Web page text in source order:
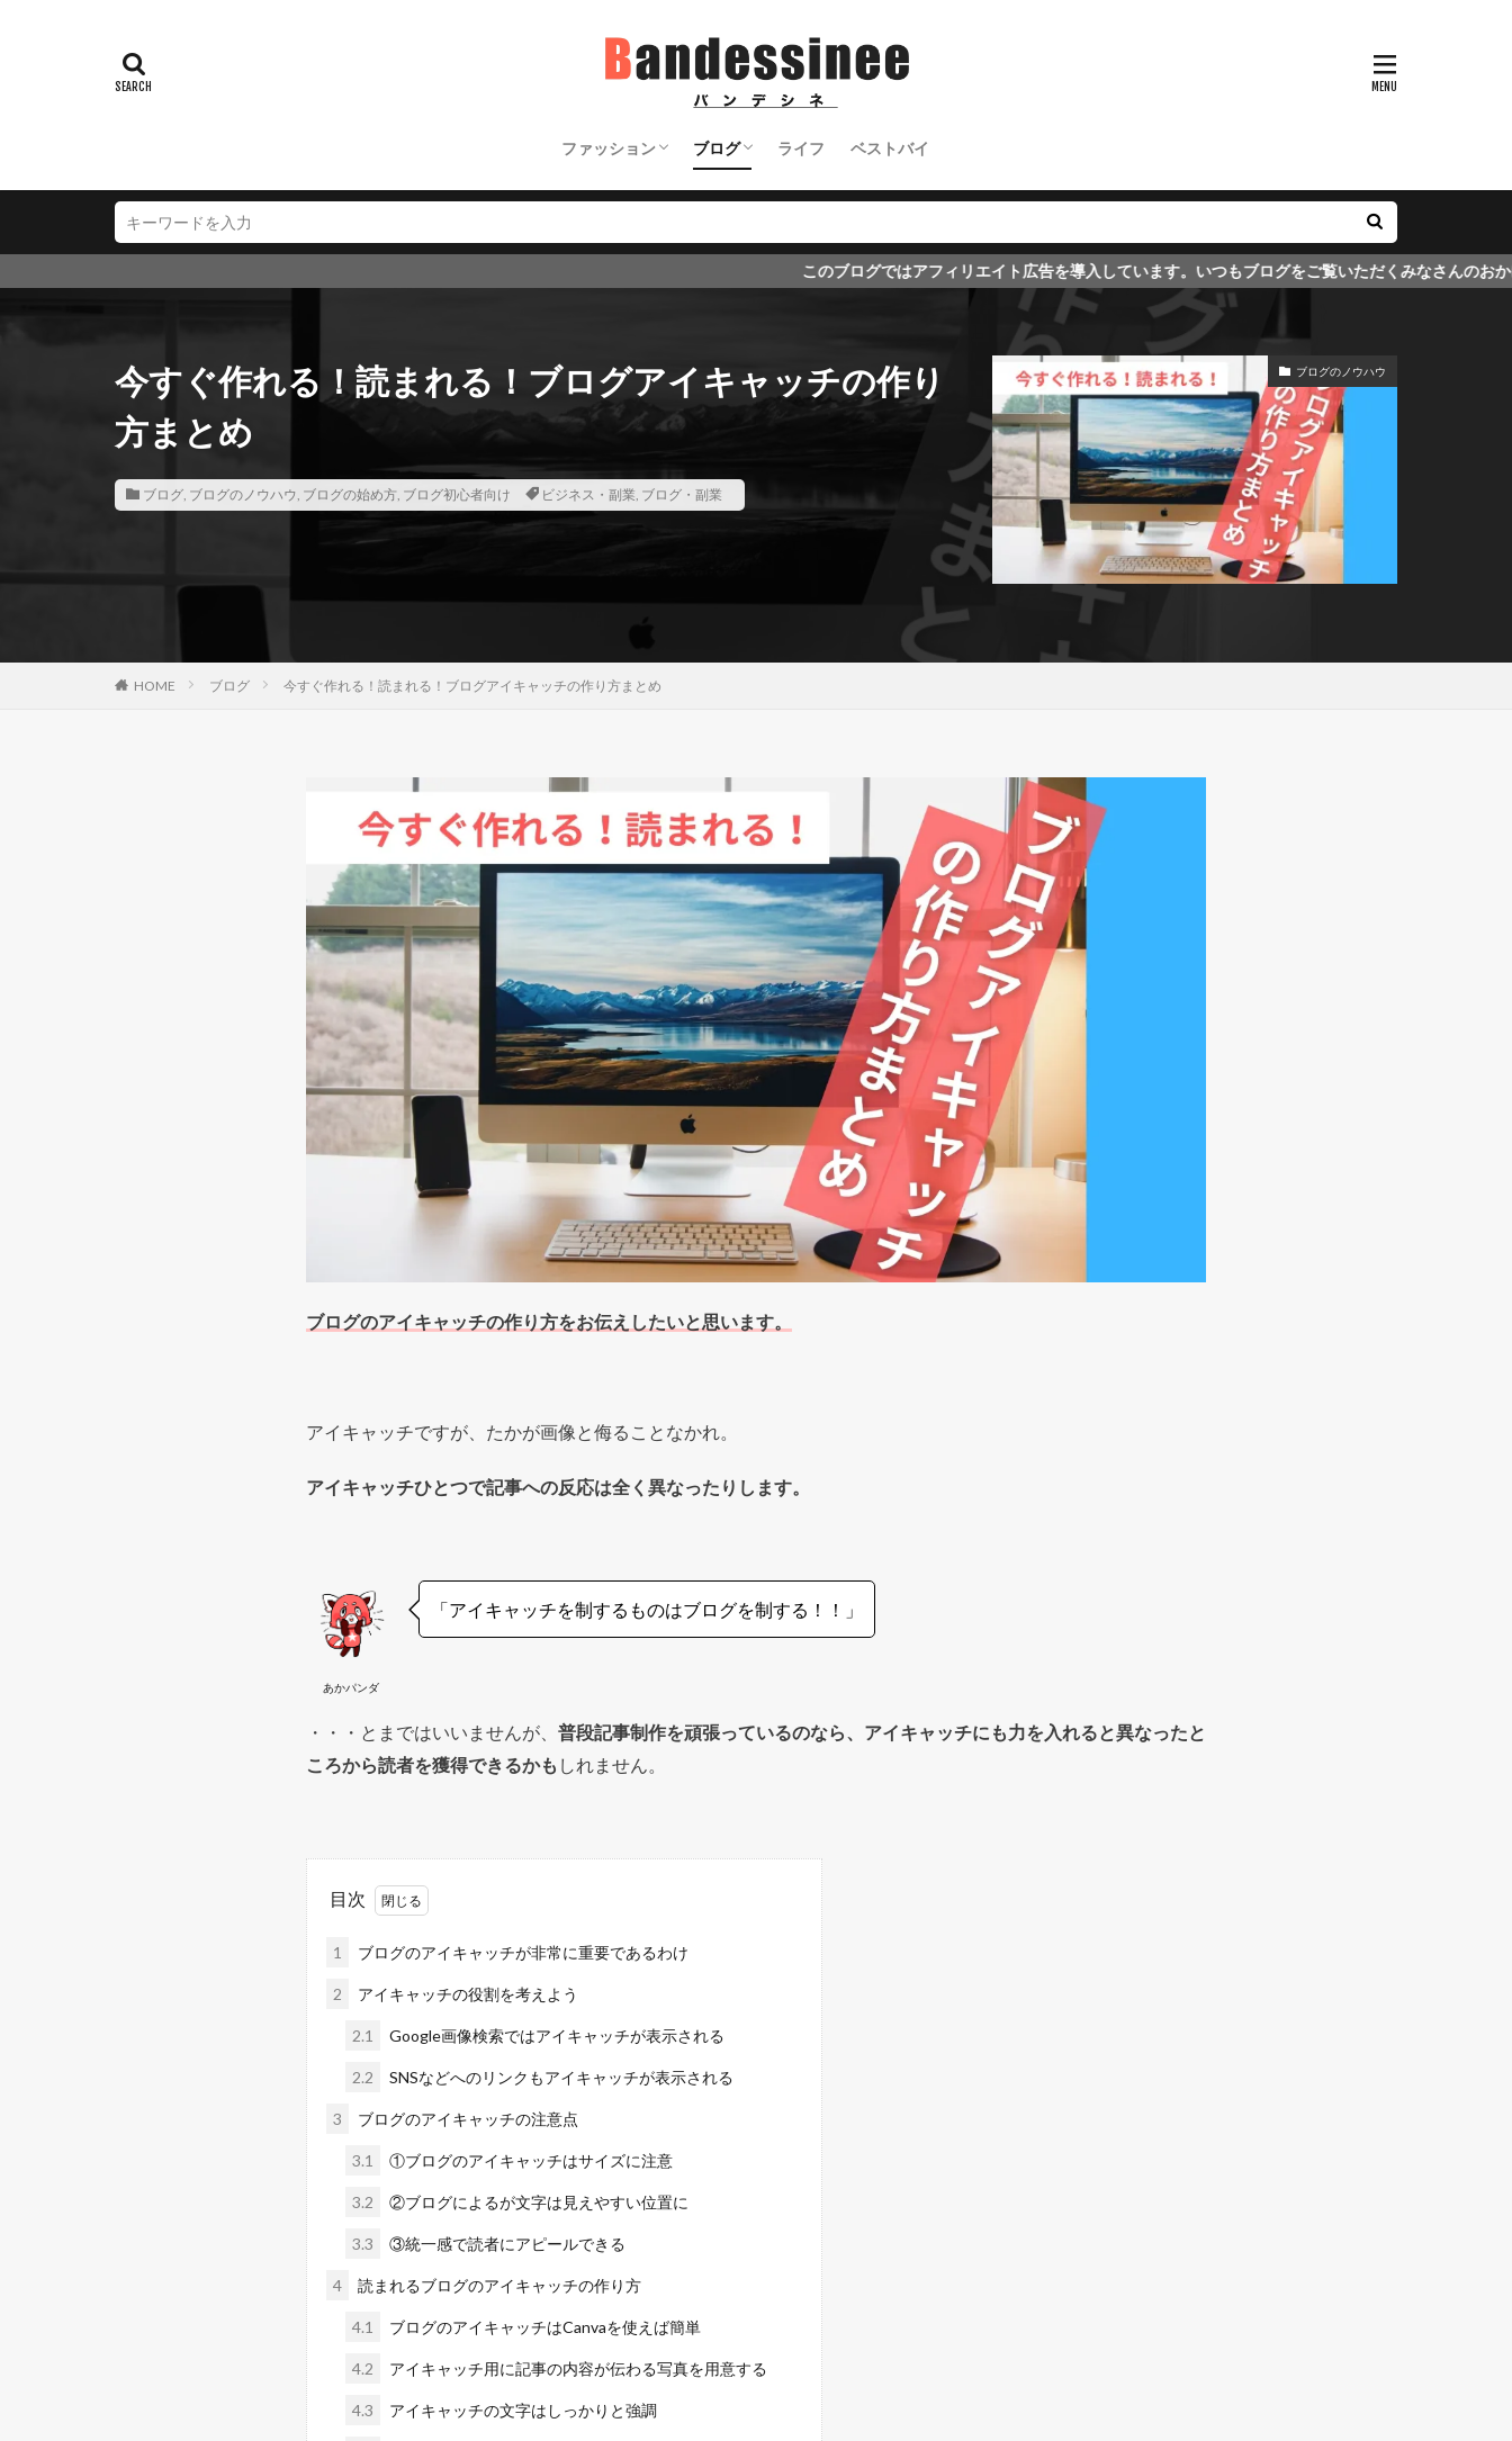
ファッション
トップス＆ジャケット
パンツ
アクセサリー＆バッグなど
シューズ
ブログ
ブログの始め方
ブログのノウハウ
ブログ初心者向け
ライフ ベストバイ
このブログではアフィリエイト広告を導入しています。いつもブログをご覧いただくみなさんのおかげでブログが維持
今すぐ作れる！読まれる！ブログアイキャッチの作り
方まとめ
ブログ, ブログのノウハウ, ブログの始め方, ブログ初心者向け ビジネス・副業, ブログ・副業
ブログのノウハウ
HOME ブログ 今すぐ作れる！読まれる！ブログアイキャッチの作り方まとめ
ブログのアイキャッチの作り方をお伝えしたいと思います。
アイキャッチですが、たかが画像と侮ることなかれ。
アイキャッチひとつで記事への反応は全く異なったりします。
あかパンダ
「アイキャッチを制するものはブログを制する！！」
・・・とまではいいませんが、 普段記事制作を頑張っているのなら、アイキャッチにも力を入れると異なったと
ころから読者を獲得できるかも しれません。
目次
1 ブログのアイキャッチが非常に重要であるわけ
2 アイキャッチの役割を考えよう
2.1 Google画像検索ではアイキャッチが表示される
2.2 SNSなどへのリンクもアイキャッチが表示される
3 ブログのアイキャッチの注意点
3.1 ①ブログのアイキャッチはサイズに注意
3.2 ②ブログによるが文字は見えやすい位置に
3.3 ③統一感で読者にアピールできる
4 読まれるブログのアイキャッチの作り方
4.1 ブログのアイキャッチはCanvaを使えば簡単
4.2 アイキャッチ用に記事の内容が伝わる写真を用意する
4.3 アイキャッチの文字はしっかりと強調